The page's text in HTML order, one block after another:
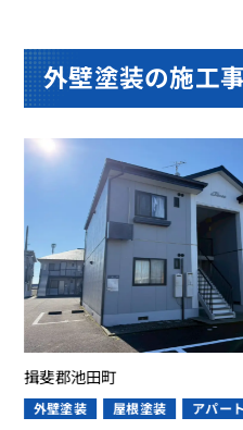
外壁塗装の施工
揖斐郡池田町
外壁塗装 屋根塗装 アパー